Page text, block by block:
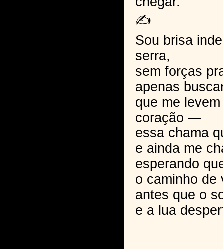
✍️
Sou brisa
serra,
sem forças
apenas
que me
coração —
essa chama
e ainda me
esperando
o caminho de
antes que o
e a lua